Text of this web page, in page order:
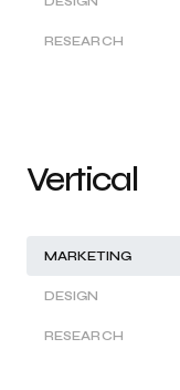
RESEARCH
Vertical
MARKETING
DESIGN
RESEARCH